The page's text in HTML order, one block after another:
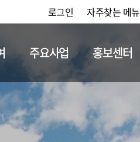
로그인 자주찾는 메뉴
용정보
주요사업 홍보센터